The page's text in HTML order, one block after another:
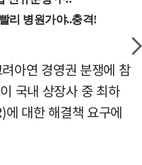
아연 경영권 분쟁에 참
국내 상장사 중 최하
대한 해결책 요구에